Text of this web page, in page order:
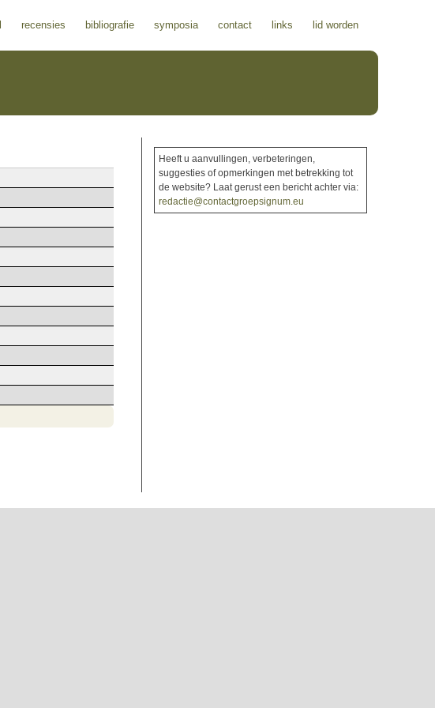
recensies bibliografie symposia contact links lid worden
Heeft u aanvullingen, verbeteringen,
suggesties of opmerkingen met betrekking tot
de website? Laat gerust een bericht achter via:
redactie@contactgroepsignum.eu